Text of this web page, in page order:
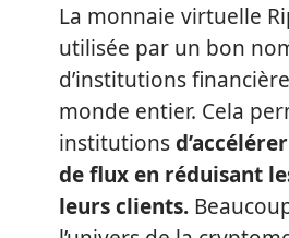
La monnaie virtuelle
utilisée par un bon
d’institutions
monde entier. Cela
institutions
de flux en réduisant
leurs clients.